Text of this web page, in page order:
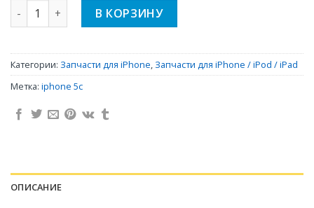
Количество iPhone 5c — Дисплей в сборе с сенсорным
В КОРЗИНУ
Категории: Запчасти для iPhone, Запчасти для iPhone / iPod / iPad
Метка: iphone 5c
ОПИСАНИЕ